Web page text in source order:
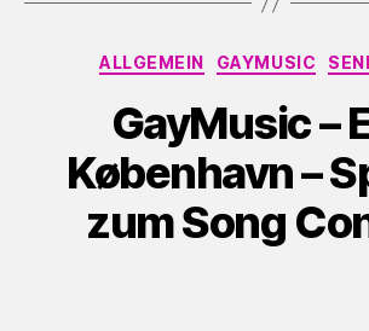
ALLGEMEIN GAYMUSIC
GayMusic –
København –
zum Song